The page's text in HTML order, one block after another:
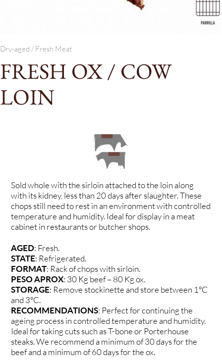
Dry-aged / Fresh Meat
FRESH OX / COW
LOIN
Sold whole with the sirloin attached to the loin along
with its kidney, less than 20 days after slaughter. These
chops still need to rest in an environment with controlled
temperature and humidity. Ideal for display in a meat
cabinet in restaurants or butcher shops.
AGED: Fresh.
STATE: Refrigerated.
FORMAT: Rack of chops with sirloin.
PESO APROX: 30 Kg beef – 80 Kg ox.
STORAGE: Remove stockinette and store between 1ºC
and 3ºC.
RECOMMENDATIONS: Perfect for continuing the
ageing process in controlled temperature and humidity.
Ideal for taking cuts such as T-bone or Porterhouse
steaks. We recommend a minimum of 30 days for the
beef and a minimum of 60 days for the ox.